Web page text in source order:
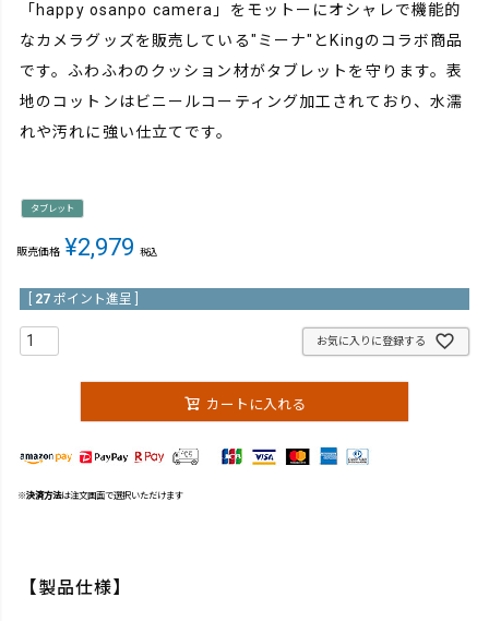
「happy osanpo camera」をモットーにオシャレで機能的
なカメラグッズを販売している"ミーナ"とKingのコラボ商品
です。ふわふわのクッション材がタブレットを守ります。表
地のコットンはビニールコーティング加工されており、水濡
れや汚れに強い仕立てです。
タブレット
販売価格 ¥2,979 税込
27 ポイント進呈 ]
お気に入りに登録する
カートに入れる
※決済方法は注文画面で選択いただけます
【製品仕様】